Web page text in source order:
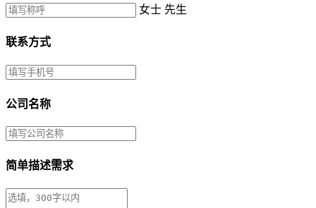
女士 先生
联系方式
公司名称
简单描述需求